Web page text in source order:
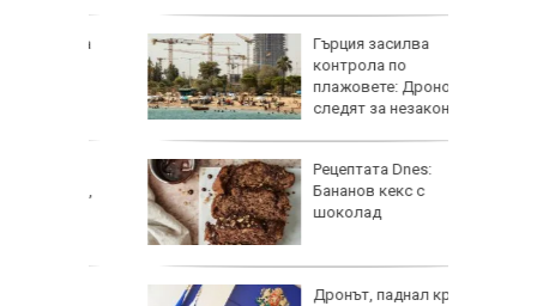
Гърция засилва
контрола по
плажовете: Дронове
следят за незаконни
Рецептата Dnes:
Бананов кекс с
шоколад
Дронът, паднал край